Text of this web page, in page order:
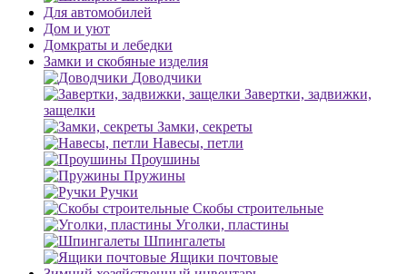
Для автомобилей
Дом и уют
Домкраты и лебедки
Замки и скобяные изделия
Доводчики
Завертки, задвижки,
защелки
Замки, секреты
Навесы, петли
Проушины
Пружины
Ручки
Скобы строительные
Уголки, пластины
Шпингалеты
Ящики почтовые